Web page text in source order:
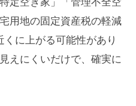
用地の固定資産税の軽減
に上がる可能性があり
えにくいだけで、確実に